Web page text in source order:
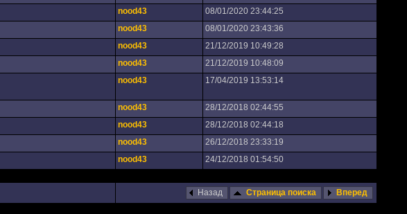
nood43 08/01/2020 23:44:25
nood43 08/01/2020 23:43:36
nood43 21/12/2019 10:49:28
nood43 21/12/2019 10:48:09
nood43 17/04/2019 13:53:14
nood43 28/12/2018 02:44:55
nood43 28/12/2018 02:44:18
nood43 26/12/2018 23:33:19
nood43 24/12/2018 01:54:50
Назад Страница поиска Вперед